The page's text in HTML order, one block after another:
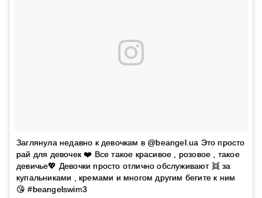
Заглянула недавно к девочкам в @beangel.ua Это просто
рай для девочек ❤️ Все такое красивое , розовое , такое
девичье💖 Девочки просто отлично обслуживают 👯 за
купальниками , кремами и многом другим бегите к ним
😘 #beangelswim3